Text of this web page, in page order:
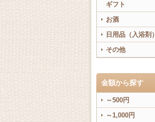
ギフト
お酒
日用品（入浴剤）
その他
金額から探す
～500円
～1,000円